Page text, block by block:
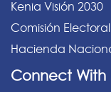
Kenia Visión 2030
Comisión
Hacienda
Connect With